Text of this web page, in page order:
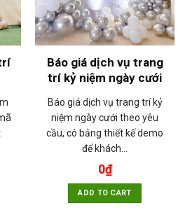
Báo giá dịch vụ trang
trí kỷ niệm ngày cưới
Báo giá dịch vụ trang trí kỷ
niệm ngày cưới theo yêu
cầu, có bảng thiết kế demo
để khách…
0₫
ADD TO CART